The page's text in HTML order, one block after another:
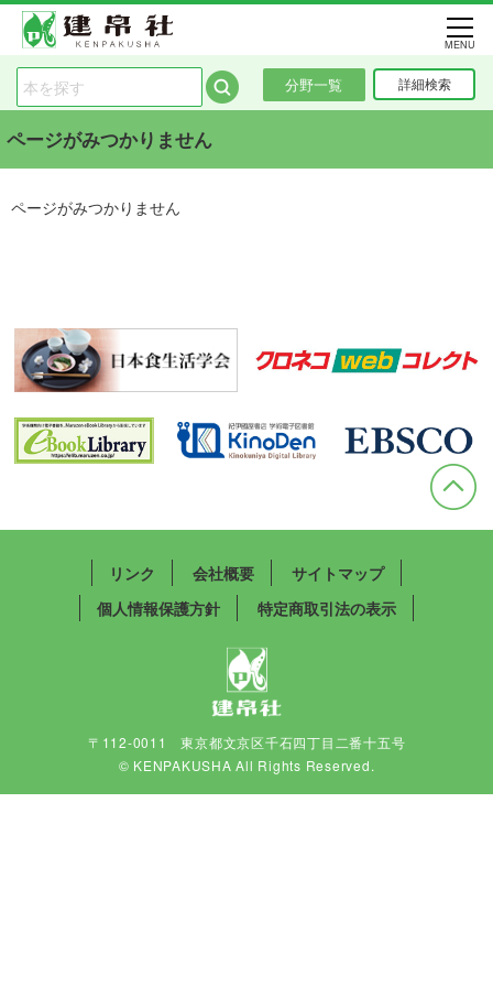
分野一覧 詳細検索
MENU
ページがみつかりません
ページがみつかりません
リンク 会社概要
サイトマップ
個人情報保護方針
特定商取引法の表示
〒112-0011 東京都文京区千石四丁目二番十五号
© KENPAKUSHA All Rights Reserved.